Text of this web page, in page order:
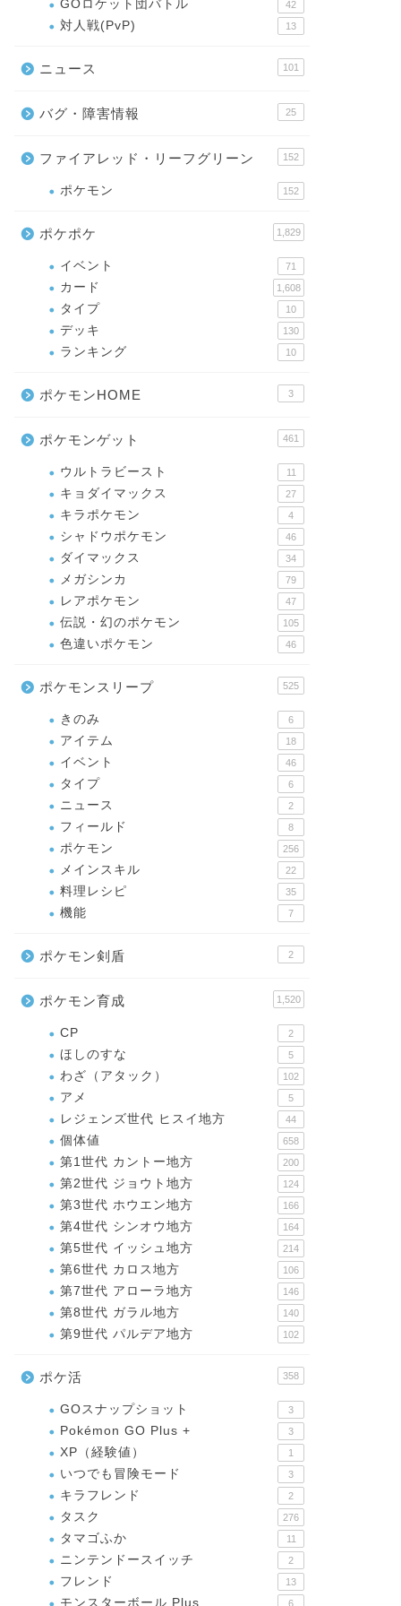
GOロケット団バトル 42
対人戦(PvP) 13
ニュース 101
バグ・障害情報 25
ファイアレッド・リーフグリーン 152
ポケモン 152
ポケポケ 1,829
イベント 71
カード 1,608
タイプ 10
デッキ 130
ランキング 10
ポケモンHOME 3
ポケモンゲット 461
ウルトラビースト 11
キョダイマックス 27
キラポケモン 4
シャドウポケモン 46
ダイマックス 34
メガシンカ 79
レアポケモン 47
伝説・幻のポケモン 105
色違いポケモン 46
ポケモンスリープ 525
きのみ 6
アイテム 18
イベント 46
タイプ 6
ニュース 2
フィールド 8
ポケモン 256
メインスキル 22
料理レシピ 35
機能 7
ポケモン剣盾 2
ポケモン育成 1,520
CP 2
ほしのすな 5
わざ（アタック） 102
アメ 5
レジェンズ世代 ヒスイ地方 44
個体値 658
第1世代 カントー地方 200
第2世代 ジョウト地方 124
第3世代 ホウエン地方 166
第4世代 シンオウ地方 164
第5世代 イッシュ地方 214
第6世代 カロス地方 106
第7世代 アローラ地方 146
第8世代 ガラル地方 140
第9世代 パルデア地方 102
ポケ活 358
GOスナップショット 3
Pokémon GO Plus + 3
XP（経験値） 1
いつでも冒険モード 3
キラフレンド 2
タスク 276
タマゴふか 11
ニンテンドースイッチ 2
フレンド 13
モンスターボール Plus 6